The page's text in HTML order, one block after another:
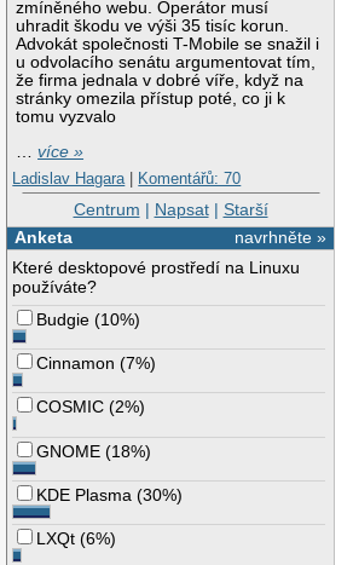
zmíněného webu. Operátor musí
uhradit škodu ve výši 35 tisíc korun.
Advokát společnosti T-Mobile se snažil i
u odvolacího senátu argumentovat tím,
že firma jednala v dobré víře, když na
stránky omezila přístup poté, co ji k
tomu vyzvalo
…více »
Ladislav Hagara | Komentářů: 70
Centrum | Napsat| Starší
navrhněte »
Anketa
Které desktopové prostředí na Linuxu
používáte?
Budgie (10%)
Cinnamon (7%)
COSMIC (2%)
GNOME (18%)
KDE Plasma (30%)
LXQt (6%)